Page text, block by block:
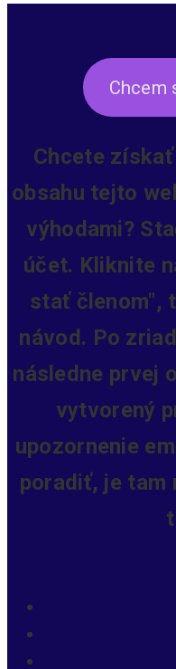
Chcem
Chcete
obsahu tejto
výhodami?
účet. Kliknite
stať členom",
návod. Po
následne prvej
vytvorený
upozornenie
poradiť, je tam